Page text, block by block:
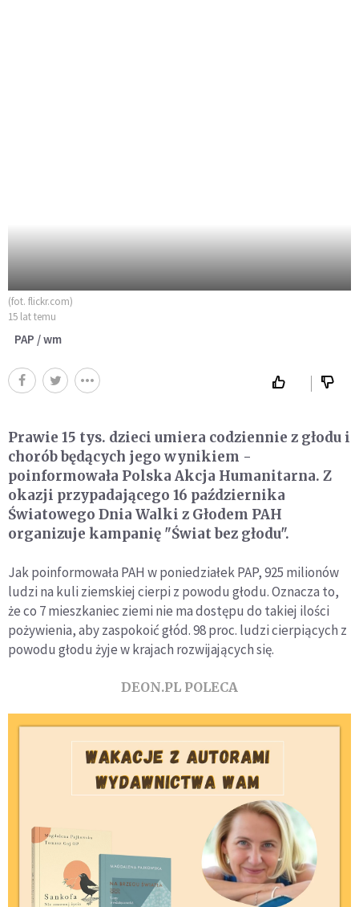
(fot. flickr.com)
15 lat temu
PAP / wm
Prawie 15 tys. dzieci umiera codziennie z głodu i
chorób będących jego wynikiem -
poinformowała Polska Akcja Humanitarna. Z
okazji przypadającego 16 października
Światowego Dnia Walki z Głodem PAH
organizuje kampanię "Świat bez głodu".
Jak poinformowała PAH w poniedziałek PAP, 925 milionów
ludzi na kuli ziemskiej cierpi z powodu głodu. Oznacza to,
że co 7 mieszkaniec ziemi nie ma dostępu do takiej ilości
pożywienia, aby zaspokoić głód. 98 proc. ludzi cierpiących z
powodu głodu żyje w krajach rozwijających się.
DEON.PL POLECA